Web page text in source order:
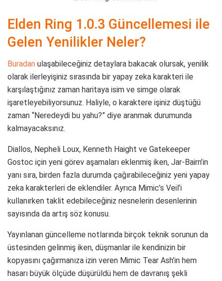
Elden Ring 1.0.3 Güncellemesi ile
Gelen Yenilikler Neler?
Buradan ulaşabileceğiniz detaylara bakacak olursak, yenilik
olarak ilerleyişiniz sırasında bir yapay zeka karakteri ile
karşılaştığınız zaman haritaya isim ve simge olarak
işaretleyebiliyorsunuz. Haliyle, o karaktere işiniz düştüğü
zaman “Neredeydi bu yahu?” diye aranmak durumunda
kalmayacaksınız.
Diallos, Nepheli Loux, Kenneth Haight ve Gatekeeper
Gostoc için yeni görev aşamaları eklenmiş iken, Jar-Bairn’in
yanı sıra, birden fazla durumda çağırabileceğiniz yeni yapay
zeka karakterleri de eklendiler. Ayrıca Mimic’s Veil’i
kullanırken taklit edebileceğiniz nesnelerin desenlerinin
sayısında da artış söz konusu.
Yayınlanan güncelleme notlarında birçok teknik sorunun da
üstesinden gelinmiş iken, düşmanlar ile kendinizin bir
kopyasını çağırmanıza izin veren Mimic Tear Ash’in hem
hasarı büyük ölçüde düşürüldü hem de davranış şekli